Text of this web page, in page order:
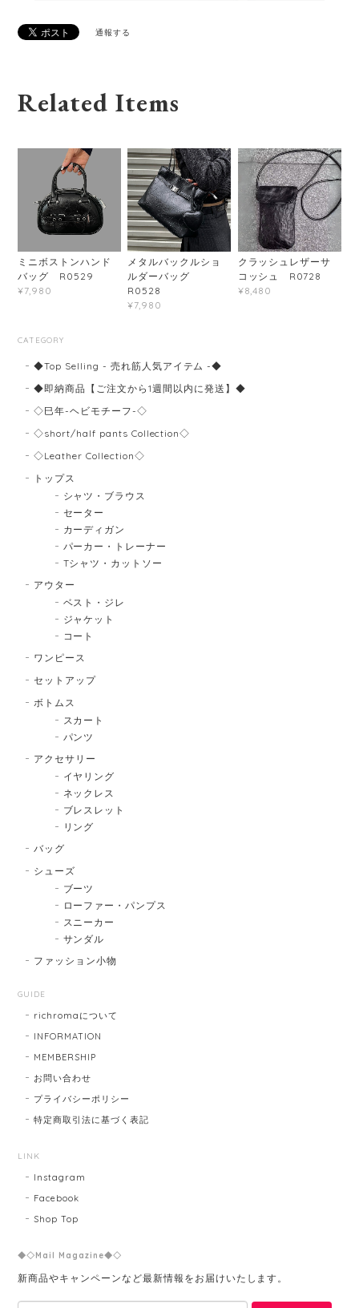
通報する
Related Items
ミニボストンハンド
バッグ R0529
¥7,980
メタルバックルショ
ルダーバッグ
R0528
¥7,980
クラッシュレザーサ
コッシュ R0728
¥8,480
CATEGORY
◆Top Selling - 売れ筋人気アイテム -◆
◆即納商品【ご注文から1週間以内に発送】◆
◇巳年-ヘビモチーフ-◇
◇short/half pants Collection◇
◇Leather Collection◇
トップス
シャツ・ブラウス
セーター
カーディガン
パーカー・トレーナー
Tシャツ・カットソー
アウター
ベスト・ジレ
ジャケット
コート
ワンピース
セットアップ
ボトムス
スカート
パンツ
アクセサリー
イヤリング
ネックレス
ブレスレット
リング
バッグ
シューズ
ブーツ
ローファー・パンプス
スニーカー
サンダル
ファッション小物
GUIDE
richromaについて
INFORMATION
MEMBERSHIP
お問い合わせ
プライバシーポリシー
特定商取引法に基づく表記
LINK
Instagram
Facebook
Shop Top
◆◇Mail Magazine◆◇
新商品やキャンペーンなど最新情報をお届けいたします。